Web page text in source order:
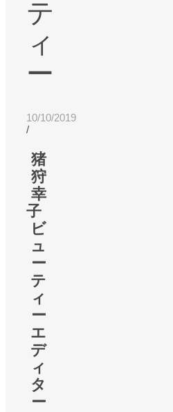
テ
ィ
ー
10/10/2019
/
猪
狩
幸
子
ビ
ュ
ー
テ
ィ
ー
エ
デ
ィ
タ
ー